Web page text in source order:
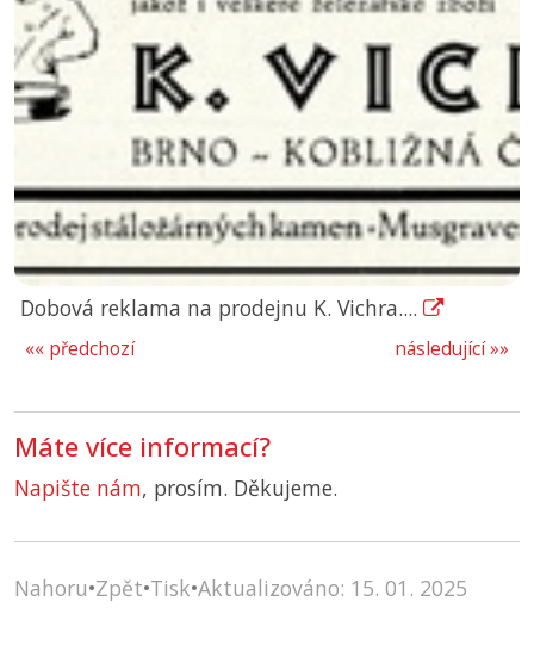
Dobová reklama na prodejnu K. Vichra....
následující »»
«« předchozí
Máte více informací?
Napište nám, prosím. Děkujeme.
Nahoru•Zpět•Tisk•Aktualizováno: 15. 01. 2025